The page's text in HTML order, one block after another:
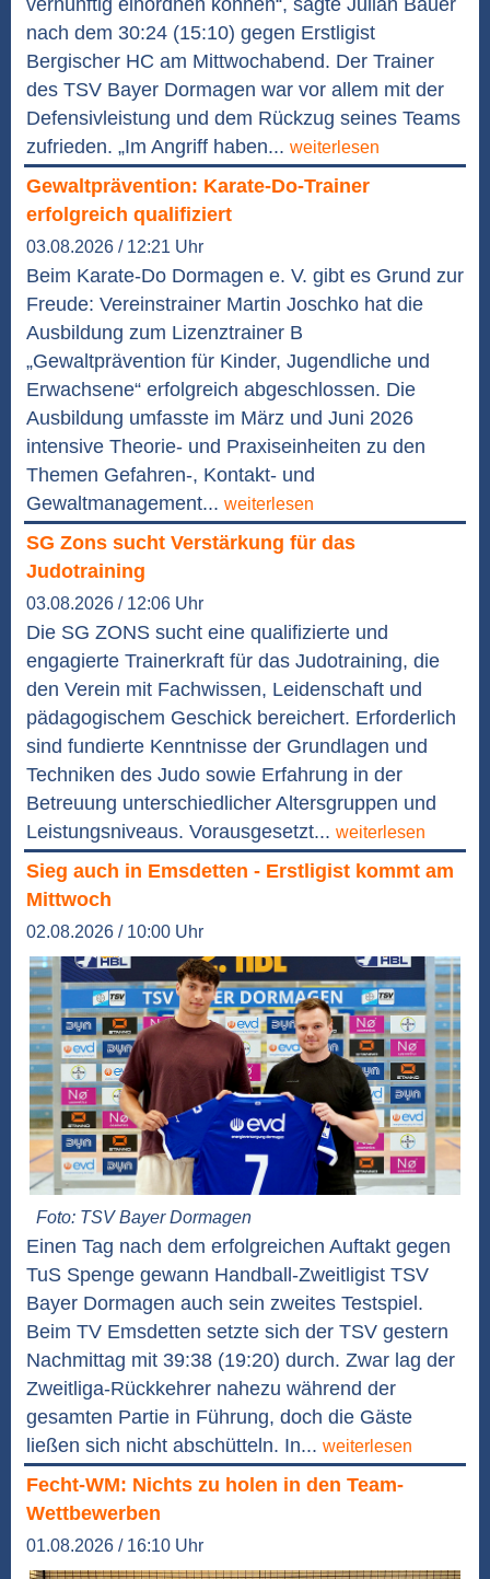
nach dem 30:24 (15:10) gegen Erstligist
Bergischer HC am Mittwochabend. Der Trainer
des TSV Bayer Dormagen war vor allem mit der
Defensivleistung und dem Rückzug seines Teams
zufrieden. „Im Angriff haben... weiterlesen
Gewaltprävention: Karate-Do-Trainer
erfolgreich qualifiziert
03.08.2026 / 12:21 Uhr
Beim Karate-Do Dormagen e. V. gibt es Grund zur
Freude: Vereinstrainer Martin Joschko hat die
Ausbildung zum Lizenztrainer B
„Gewaltprävention für Kinder, Jugendliche und
Erwachsene“ erfolgreich abgeschlossen. Die
Ausbildung umfasste im März und Juni 2026
intensive Theorie- und Praxiseinheiten zu den
Themen Gefahren-, Kontakt- und
Gewaltmanagement... weiterlesen
SG Zons sucht Verstärkung für das
Judotraining
03.08.2026 / 12:06 Uhr
Die SG ZONS sucht eine qualifizierte und
engagierte Trainerkraft für das Judotraining, die
den Verein mit Fachwissen, Leidenschaft und
pädagogischem Geschick bereichert. Erforderlich
sind fundierte Kenntnisse der Grundlagen und
Techniken des Judo sowie Erfahrung in der
Betreuung unterschiedlicher Altersgruppen und
Leistungsniveaus. Vorausgesetzt... weiterlesen
Sieg auch in Emsdetten - Erstligist kommt am
Mittwoch
02.08.2026 / 10:00 Uhr
Foto: TSV Bayer Dormagen
Einen Tag nach dem erfolgreichen Auftakt gegen
TuS Spenge gewann Handball-Zweitligist TSV
Bayer Dormagen auch sein zweites Testspiel.
Beim TV Emsdetten setzte sich der TSV gestern
Nachmittag mit 39:38 (19:20) durch. Zwar lag der
Zweitliga-Rückkehrer nahezu während der
gesamten Partie in Führung, doch die Gäste
ließen sich nicht abschütteln. In... weiterlesen
Fecht-WM: Nichts zu holen in den Team-
Wettbewerben
01.08.2026 / 16:10 Uhr